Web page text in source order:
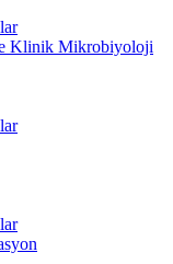
Klinik Mikrobiyoloji